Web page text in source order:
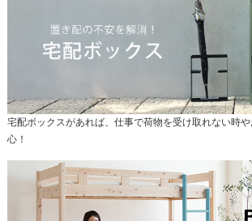
宅配ボックスがあれば、仕事で荷物を受け取れない時
心！